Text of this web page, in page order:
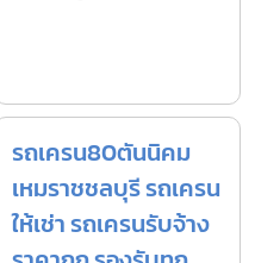
รถเครน80ตันนิคม
เหมราชชลบุรี รถเครน
ให้เช่า รถเครนรับจ้าง